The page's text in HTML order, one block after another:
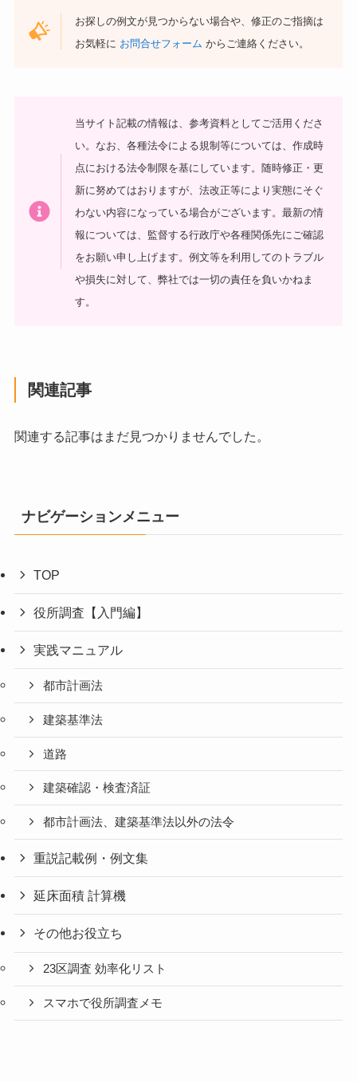
お探しの例文が見つからない場合や、修正のご指摘は
お気軽に お問合せフォーム からご連絡ください。
当サイト記載の情報は、参考資料としてご活用くださ
い。 なお、各種法令による規制等については、作成時
点における法令制限を基にしています。随時修正・更
新に努めてはおりますが、法改正等により実態にそぐ
わない内容になっている場合がございます。最新の情
報については、監督する行政庁や各種関係先にご確認
をお願い申し上げます。例文等を利用してのトラブル
や損失に対して、弊社では一切の責任を負いかねま
す。
関連記事
関連する記事はまだ見つかりませんでした。
ナビゲーションメニュー
TOP
役所調査【入門編】
実践マニュアル
都市計画法
建築基準法
道路
建築確認・検査済証
都市計画法、建築基準法以外の法令
重説記載例・例文集
延床面積 計算機
その他お役立ち
23区調査 効率化リスト
スマホで役所調査メモ